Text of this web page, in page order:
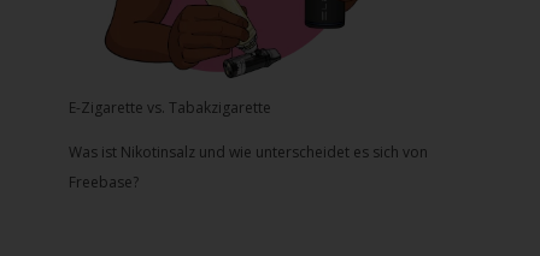
E-Zigarette vs. Tabakzigarette
Was ist Nikotinsalz und wie unterscheidet es sich von
Freebase?